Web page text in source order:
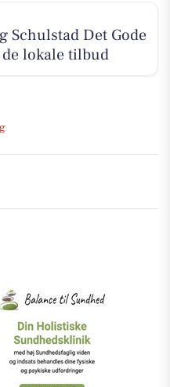
Schulstad Det Gode
lokale tilbud